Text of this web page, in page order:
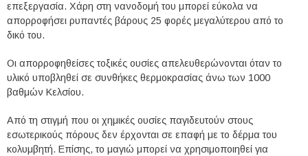
επεξεργασία. Χάρη στη νανοδομή του μπορεί εύκολα να
απορροφήσει ρυπαντές βάρους 25 φορές μεγαλύτερου από το
δικό του.
Οι απορροφηθείσες τοξικές ουσίες απελευθερώνονται όταν το
υλικό υποβληθεί σε συνθήκες θερμοκρασίας άνω των 1000
βαθμών Κελσίου.
Από τη στιγμή που οι χημικές ουσίες παγιδευτούν στους
εσωτερικούς πόρους δεν έρχονται σε επαφή με το δέρμα του
κολυμβητή. Επίσης, το μαγιώ μπορεί να χρησιμοποιηθεί για